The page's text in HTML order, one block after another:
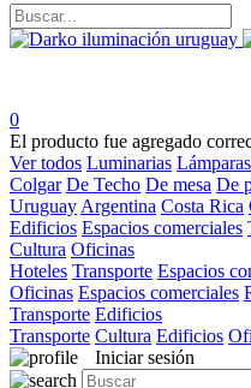
0
El producto fue agregado
Ver todos Luminarias Lámparas
Colgar De Techo De mesa De
Uruguay Argentina Costa Rica
Edificios Espacios comerciales
Cultura Oficinas
Hoteles Transporte Espacios
Oficinas Espacios comerciales
Transporte Edificios
Transporte Cultura Edificios
Iniciar sesión